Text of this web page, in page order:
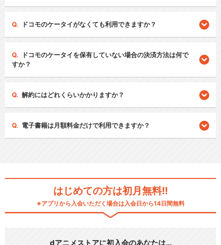
ドコモのケータイがなくても利用できますか？
ドコモのケータイを保有していない場合の決済方法は何で
すか？
解約にはどれくらいかかりますか？
電子書籍は月額料金だけで利用できますか？
はじめての方は初月無料!!
※アプリから入会いただく場合は入会日から14日間無料
dアニメストアに初入会のあなたは…